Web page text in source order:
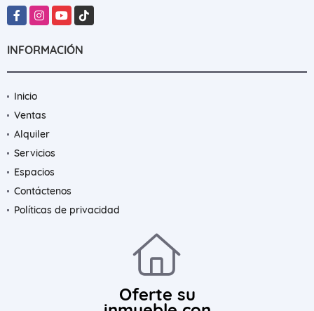
FacebookInstagramYouTubeTikTok
INFORMACIÓN
Inicio
Ventas
Alquiler
Servicios
Espacios
Contáctenos
Políticas de privacidad
Oferte su